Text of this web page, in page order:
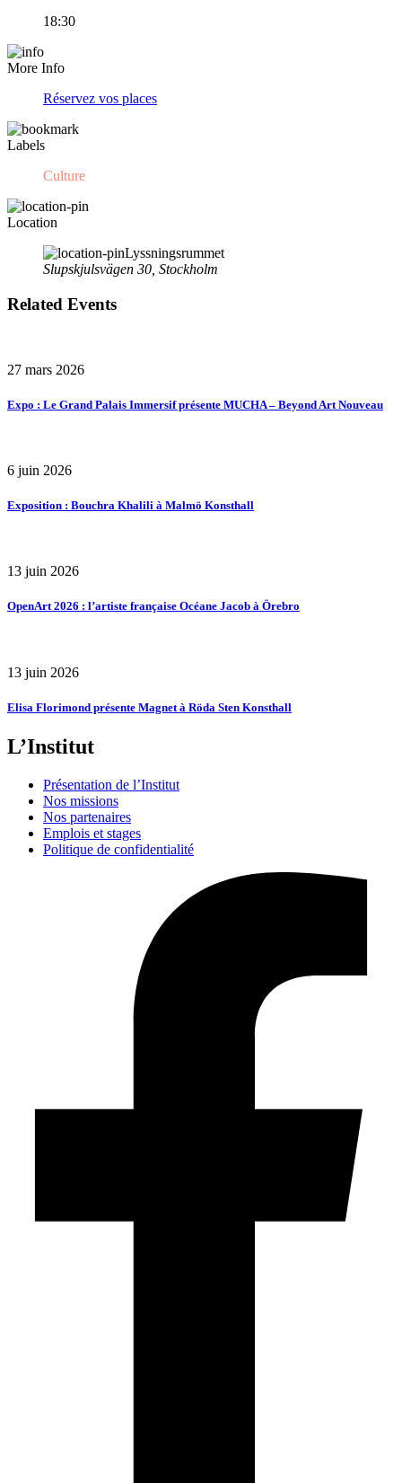
18:30
More Info
Réservez vos places
Labels
Culture
Location
Lyssningsrummet
Slupskjulsvägen 30, Stockholm
Related Events
27 mars 2026
Expo : Le Grand Palais Immersif présente MUCHA – Beyond Art Nouveau
6 juin 2026
Exposition : Bouchra Khalili à Malmö Konsthall
13 juin 2026
OpenArt 2026 : l’artiste française Océane Jacob à Örebro
13 juin 2026
Elisa Florimond présente Magnet à Röda Sten Konsthall
L’Institut
Présentation de l’Institut
Nos missions
Nos partenaires
Emplois et stages
Politique de confidentialité